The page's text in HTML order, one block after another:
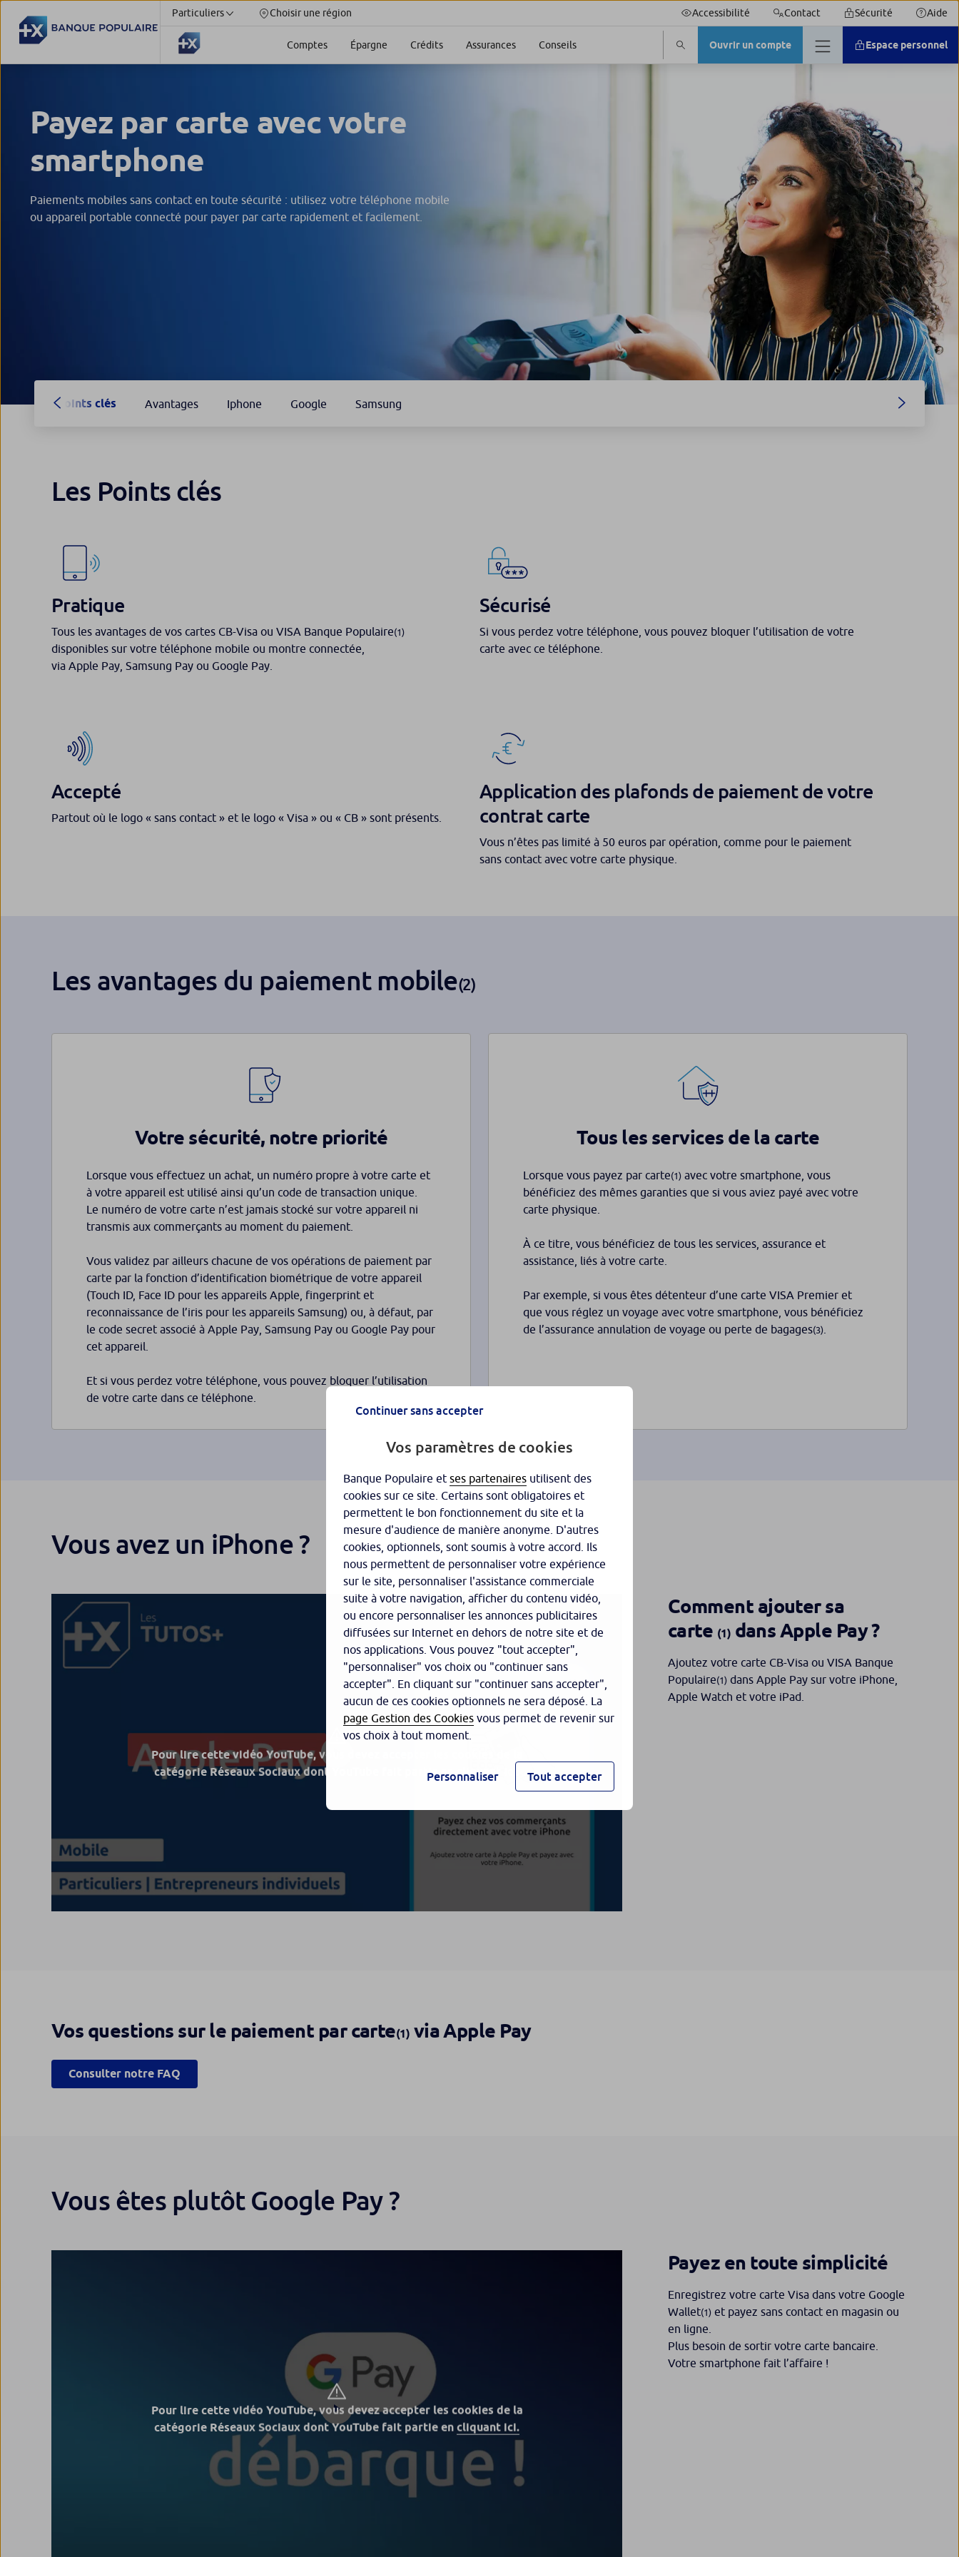
Particuliers Choisir une région Accessibilité Contact Sécurité Aide
Comptes Épargne Crédits Assurances Conseils Ouvrir un compte Espace personnel
Payez par carte avec votre
smartphone
Paiements mobiles sans contact en toute sécurité : utilisez votre téléphone mobile
ou appareil portable connecté pour payer par carte rapidement et facilement.
Points clés Avantages Iphone Google Samsung
Les Points clés
Pratique
Tous les avantages de vos cartes CB-Visa ou VISA Banque Populaire(1)
disponibles sur votre téléphone mobile ou montre connectée,
via Apple Pay, Samsung Pay ou Google Pay.
Sécurisé
Si vous perdez votre téléphone, vous pouvez bloquer l’utilisation de votre
carte avec ce téléphone.
Accepté
Partout où le logo « sans contact » et le logo « Visa » ou « CB » sont présents.
Application des plafonds de paiement de votre
contrat carte
Vous n’êtes pas limité à 50 euros par opération, comme pour le paiement
sans contact avec votre carte physique.
Les avantages du paiement mobile(2)
Votre sécurité, notre priorité
Lorsque vous effectuez un achat, un numéro propre à votre carte et
à votre appareil est utilisé ainsi qu’un code de transaction unique.
Le numéro de votre carte n’est jamais stocké sur votre appareil ni
transmis aux commerçants au moment du paiement.
Vous validez par ailleurs chacune de vos opérations de paiement par
carte par la fonction d’identification biométrique de votre appareil
(Touch ID, Face ID pour les appareils Apple, fingerprint et
reconnaissance de l’iris pour les appareils Samsung) ou, à défaut, par
le code secret associé à Apple Pay, Samsung Pay ou Google Pay pour
cet appareil.
Et si vous perdez votre téléphone, vous pouvez bloquer l’utilisation
de votre carte dans ce téléphone.
Tous les services de la carte
Lorsque vous payez par carte(1) avec votre smartphone, vous
bénéficiez des mêmes garanties que si vous aviez payé avec votre
carte physique.
À ce titre, vous bénéficiez de tous les services, assurance et
assistance, liés à votre carte.
Par exemple, si vous êtes détenteur d’une carte VISA Premier et
que vous réglez un voyage avec votre smartphone, vous bénéficiez
de l’assurance annulation de voyage ou perte de bagages(3)
Vous avez un iPhone ?
Pour lire cette vidéo YouTube, vous devez accepter les cookies de la
catégorie Réseaux Sociaux dont YouTube fait partie en cliquant ici.
Comment ajouter sa
carte (1) dans Apple Pay ?
Ajoutez votre carte CB-Visa ou VISA Banque
Populaire(1) dans Apple Pay sur votre iPhone,
Apple Watch et votre iPad.
Vos questions sur le paiement par carte(1) via Apple Pay
Consulter notre FAQ
Vous êtes plutôt Google Pay ?
Pour lire cette vidéo YouTube, vous devez accepter les cookies de la
catégorie Réseaux Sociaux dont YouTube fait partie en cliquant ici.
Payez en toute simplicité
Enregistrez votre carte Visa dans votre Google
Wallet(1) et payez sans contact en magasin ou
en ligne.
Plus besoin de sortir votre carte bancaire.
Votre smartphone fait l’affaire !
Continuer sans accepter
Vos paramètres de cookies
Banque Populaire et ses partenaires utilisent des
cookies sur ce site. Certains sont obligatoires et
permettent le bon fonctionnement du site et la
mesure d'audience de manière anonyme. D'autres
cookies, optionnels, sont soumis à votre accord. Ils
nous permettent de personnaliser votre expérience
sur le site, personnaliser l'assistance commerciale
suite à votre navigation, afficher du contenu vidéo,
ou encore personnaliser les annonces publicitaires
diffusées sur Internet en dehors de notre site et de
nos applications. Vous pouvez "tout accepter",
"personnaliser" vos choix ou "continuer sans
accepter". En cliquant sur "continuer sans accepter",
aucun de ces cookies optionnels ne sera déposé. La
page Gestion des Cookies vous permet de revenir sur
vos choix à tout moment.
Personnaliser Tout accepter